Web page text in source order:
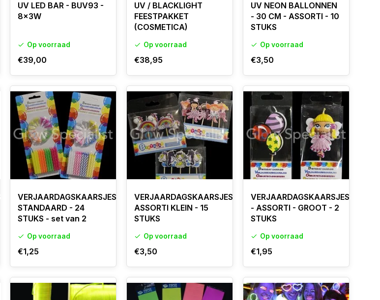
UV LED BAR - BUV93 -
8x3W
Op voorraad
€39,00
UV / BLACKLIGHT
FEESTPAKKET
(COSMETICA)
Op voorraad
€38,95
UV NEON BALLONNEN
- 30 CM - ASSORTI - 10
STUKS
Op voorraad
€3,50
VERJAARDAGSKAARSJES
STANDAARD - 24
STUKS - set van 2
Op voorraad
€1,25
VERJAARDAGSKAARSJES
ASSORTI KLEIN - 15
STUKS
Op voorraad
€3,50
VERJAARDAGSKAARSJES
- ASSORTI - GROOT - 2
STUKS
Op voorraad
€1,95